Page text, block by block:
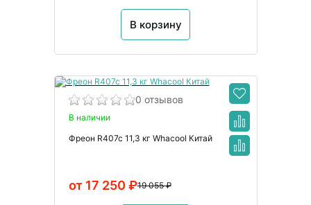
В корзину
0 отзывов
В наличии
Фреон R407c 11,3 кг Whacool Китай
19 055 ₽
от 17 250 ₽